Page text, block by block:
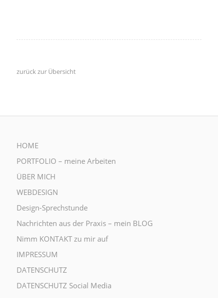
zurück zur Übersicht
HOME
PORTFOLIO – meine Arbeiten
ÜBER MICH
WEBDESIGN
Design-Sprechstunde
Nachrichten aus der Praxis – mein BLOG
Nimm KONTAKT zu mir auf
IMPRESSUM
DATENSCHUTZ
DATENSCHUTZ Social Media